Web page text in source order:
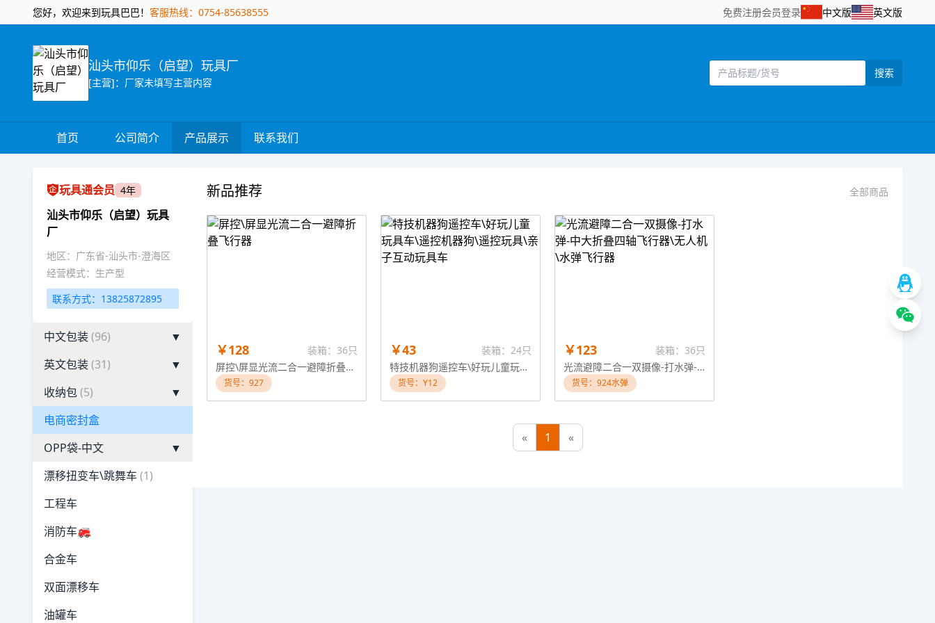
您好，欢迎来到玩具巴巴！ 客服热线：0754-85638555 免费注册会员登录 中文版 英文版
汕头市仰乐（启望）玩具厂
[主营]：厂家未填写主营内容
搜索
首页 公司简介 产品展示 联系我们
玩具通会员 4年
汕头市仰乐（启望）玩具
厂
地区：广东省-汕头市-澄海区
经营模式：生产型
联系方式：13825872895
中文包装(96)
▼
英文包装(31)
▼
收纳包(5)
▼
电商密封盒
OPP袋-中文
▼
漂移扭变车\跳舞车 (1)
工程车
消防车🚒
合金车
双面漂移车
油罐车
新品推荐 全部商品
￥128
装箱：36只
屏控\屏显光流二合一避障折叠飞行器
货号：927
￥43
装箱：24只
特技机器狗遥控车\好玩儿童玩具车\遥控机器狗\遥控玩具\亲子互动玩具车
货号：Y12
￥123
装箱：36只
光流避障二合一双摄像-打水弹-中大折叠四轴飞行器\无人机\水弹飞行器
货号：924水弹
« 1 «